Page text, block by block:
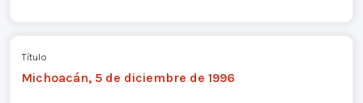
Título
Michoacán, 5 de diciembre de 1996